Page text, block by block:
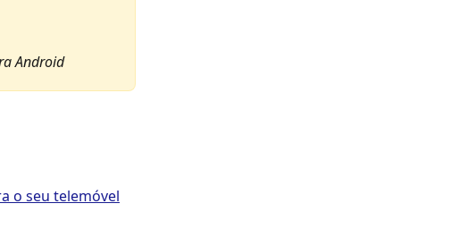
Android
o seu telemóvel